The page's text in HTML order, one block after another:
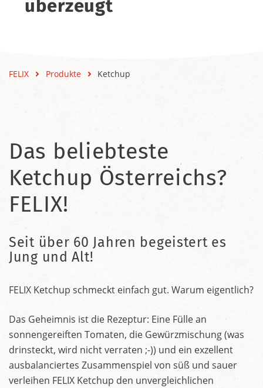
überzeugt
FELIX Produkte Ketchup
Das beliebteste
Ketchup Österreichs?
FELIX!
Seit über 60 Jahren begeistert es
Jung und Alt!
FELIX Ketchup schmeckt einfach gut. Warum eigentlich?
Das Geheimnis ist die Rezeptur: Eine Fülle an
sonnengereiften Tomaten, die Gewürzmischung (was
drinsteckt, wird nicht verraten ;-)) und ein exzellent
ausbalanciertes Zusammenspiel von süß und sauer
verleihen FELIX Ketchup den unvergleichlichen